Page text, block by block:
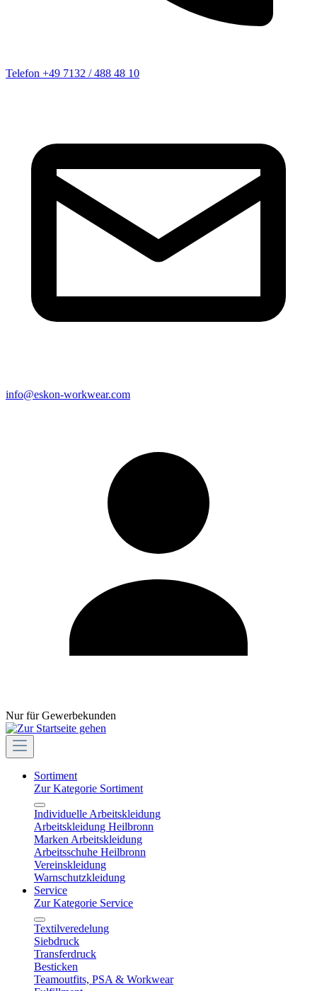
Telefon +49 7132 / 488 48 10
info@eskon-workwear.com
Nur für Gewerbekunden
Sortiment
Zur Kategorie Sortiment
Individuelle Arbeitskleidung
Arbeitskleidung Heilbronn
Marken Arbeitskleidung
Arbeitsschuhe Heilbronn
Vereinskleidung
Warnschutzkleidung
Service
Zur Kategorie Service
Textilveredelung
Siebdruck
Transferdruck
Besticken
Teamoutfits, PSA & Workwear